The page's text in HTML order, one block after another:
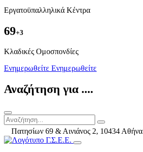
Εργατοϋπαλληλικά Κέντρα
69+3
Kλαδικές Ομοσπονδίες
Ενημερωθείτε Ενημερωθείτε
Αναζήτηση για ....
Πατησίων 69 & Αινιάνος 2, 10434 Αθήνα